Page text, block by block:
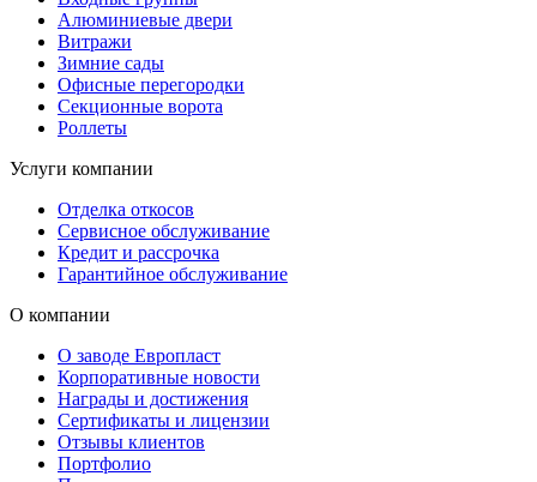
Алюминиевые двери
Витражи
Зимние сады
Офисные перегородки
Секционные ворота
Роллеты
Услуги компании
Отделка откосов
Сервисное обслуживание
Кредит и рассрочка
Гарантийное обслуживание
О компании
О заводе Европласт
Корпоративные новости
Награды и достижения
Сертификаты и лицензии
Отзывы клиентов
Портфолио